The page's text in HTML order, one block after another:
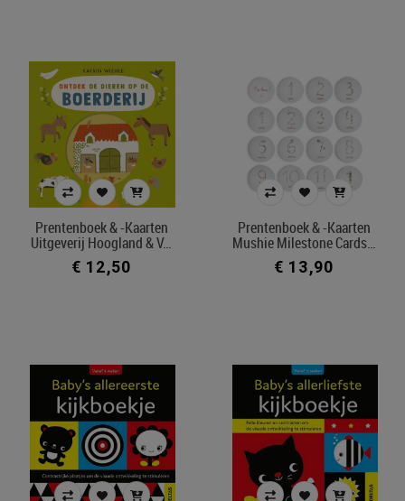
Prentenboek & -kaarten
Uitgeverij Hoogland & V…
€ 12,50
Prentenboek & -kaarten
Mushie Milestone Cards…
€ 13,90